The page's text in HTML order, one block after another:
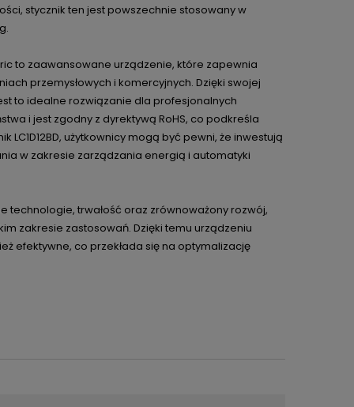
stycznik ten jest powszechnie stosowany w
to zaawansowane urządzenie, które zapewnia
przemysłowych i komercyjnych. Dzięki swojej
to idealne rozwiązanie dla profesjonalnych
i jest zgodny z dyrektywą RoHS, co podkreśla
użytkownicy mogą być pewni, że inwestują
w zakresie zarządzania energią i automatyki
technologie, trwałość oraz zrównoważony rozwój,
zakresie zastosowań. Dzięki temu urządzeniu
efektywne, co przekłada się na optymalizację